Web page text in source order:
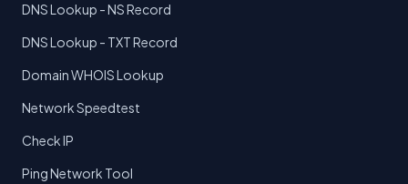
DNS Lookup - NS Record
DNS Lookup - TXT Record
Domain WHOIS Lookup
Network Speedtest
Check IP
Ping Network Tool